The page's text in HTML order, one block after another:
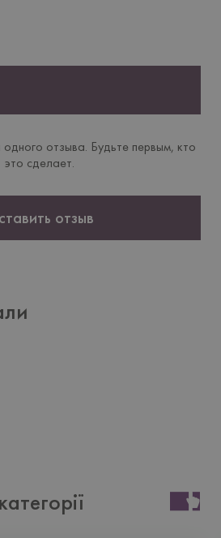
отзыва. Будьте первым, кто
это сделает.
отзыв